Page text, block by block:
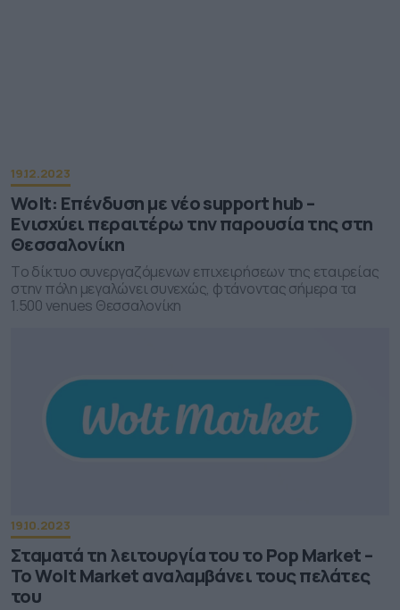
19.12.2023
Wolt: Επένδυση με νέο support hub –
Ενισχύει περαιτέρω την παρουσία της στη
Θεσσαλονίκη
Tο δίκτυο συνεργαζόμενων επιχειρήσεων της εταιρείας
στην πόλη μεγαλώνει συνεχώς, φτάνoντας σήμερα τα
1.500 venues Θεσσαλονίκη
19.10.2023
Σταματά τη λειτουργία του το Pop Market –
Το Wolt Market αναλαμβάνει τους πελάτες
του